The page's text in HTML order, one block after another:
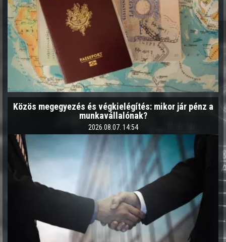
Közös megegyezés és végkielégítés: mikor jár pénz a
munkavállalónak?
2026.08.07. 14:54